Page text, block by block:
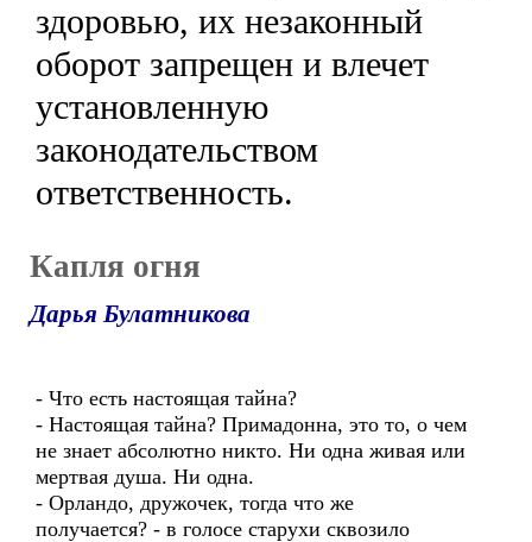
здоровью, их незаконный
оборот запрещен и влечет
установленную
законодательством
ответственность.
Капля огня
Дарья Булатникова
- Что есть настоящая тайна?
- Настоящая тайна? Примадонна, это то, о чем
не знает абсолютно никто. Ни одна живая или
мертвая душа. Ни одна.
- Орландо, дружочек, тогда что же
получается? - в голосе старухи сквозило